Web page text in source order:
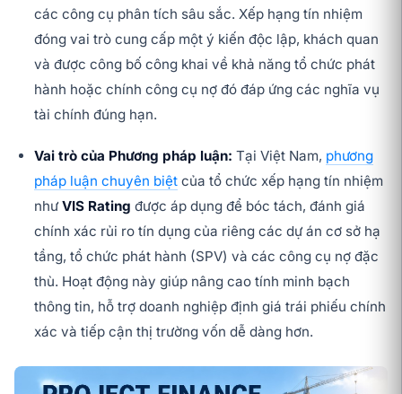
các công cụ phân tích sâu sắc. Xếp hạng tín nhiệm
đóng vai trò cung cấp một ý kiến độc lập, khách quan
và được công bố công khai về khả năng tổ chức phát
hành hoặc chính công cụ nợ đó đáp ứng các nghĩa vụ
tài chính đúng hạn.
Vai trò của Phương pháp luận: Tại Việt Nam, phương
pháp luận chuyên biệt của tổ chức xếp hạng tín nhiệm
như VIS Rating được áp dụng để bóc tách, đánh giá
chính xác rủi ro tín dụng của riêng các dự án cơ sở hạ
tầng, tổ chức phát hành (SPV) và các công cụ nợ đặc
thù. Hoạt động này giúp nâng cao tính minh bạch
thông tin, hỗ trợ doanh nghiệp định giá trái phiếu chính
xác và tiếp cận thị trường vốn dễ dàng hơn.